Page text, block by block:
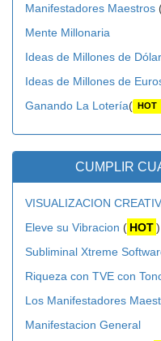
Manifestadores Maestros
Mente Millonaria
Ideas de Millones de
Ideas de Millones de
Ganando La Lotería( HOT
CUMPLIR
VISUALIZACION
Eleve su Vibracion ( HOT )
Subliminal Xtreme
Riqueza con TVE con
Los Manifestadores
Manifestacion General